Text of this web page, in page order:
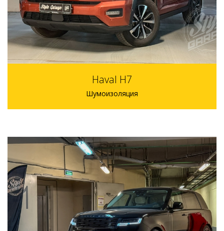
Haval H7
Шумоизоляция
110000 р. 1-2 дня